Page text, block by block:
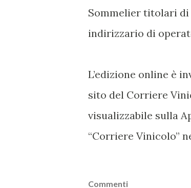
Sommelier titolari di
indirizzario di
L’edizione online è
sito del Corriere
visualizzabile sulla
“Corriere Vinicolo”
Commenti